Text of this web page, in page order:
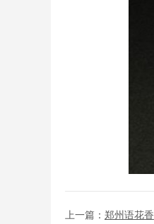
上一篇： 郑州语花香